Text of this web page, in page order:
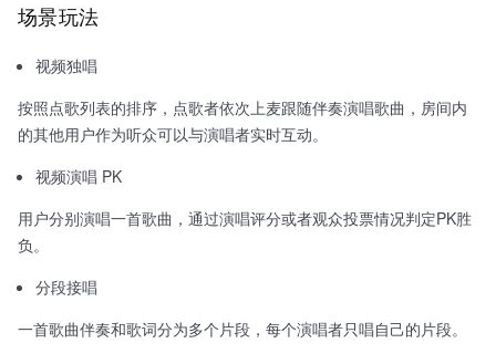
场景玩法
视频独唱
按照点歌列表的排序，点歌者依次上麦跟随伴奏演唱歌曲，房间内
的其他用户作为听众可以与演唱者实时互动。
视频演唱 PK
用户分别演唱一首歌曲，通过演唱评分或者观众投票情况判定PK胜
负。
分段接唱
一首歌曲伴奏和歌词分为多个片段，每个演唱者只唱自己的片段。